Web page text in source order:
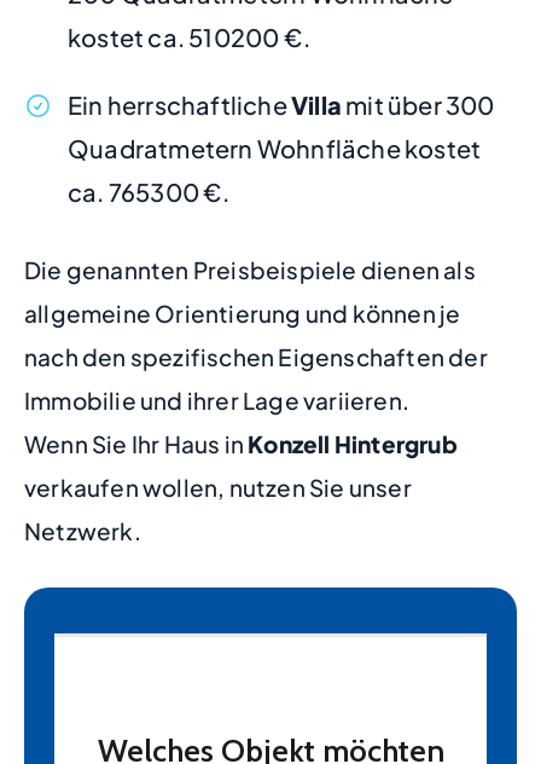
kostet ca. 510200 €.
Ein herrschaftlicheVilla mit über 300
Quadratmetern Wohnfläche kostet
ca. 765300 €.
Die genannten Preisbeispiele dienen als
allgemeine Orientierung und können je
nach den spezifischen Eigenschaften der
Immobilie und ihrer Lage variieren.
Wenn Sie Ihr Haus in Konzell Hintergrub
verkaufen wollen, nutzen Sie unser
Netzwerk.